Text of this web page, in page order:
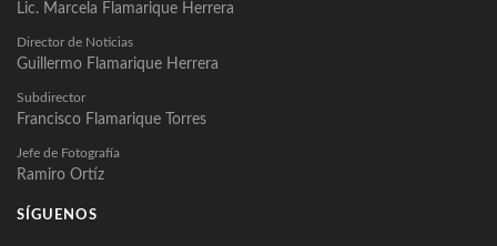
Lic. Marcela Flamarique Herrera
Director de Noticias
Guillermo Flamarique Herrera
Subdirector
Francisco Flamarique Torres
Jefe de Fotografía
Ramiro Ortíz
SÍGUENOS